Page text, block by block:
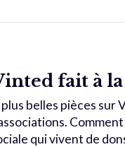
fait à
belles pièces sur
qui vivent de